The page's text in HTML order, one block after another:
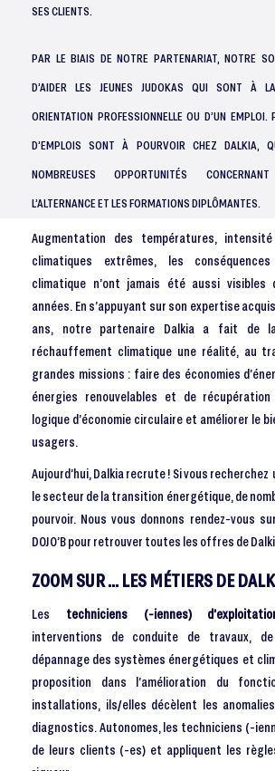
SES CLIENTS.
PAR LE BIAIS DE NOTRE PARTENARIAT, NOTRE
D’AIDER LES JEUNES JUDOKAS QUI SONT À LA
ORIENTATION PROFESSIONNELLE OU D’UN
D’EMPLOIS SONT À POURVOIR CHEZ DALKIA,
NOMBREUSES OPPORTUNITÉS CONCERNANT
L’ALTERNANCE ET LES FORMATIONS DIPLÔMANTES.
Augmentation des températures, intensité
climatiques extrêmes, les
climatique n’ont jamais été aussi visibles
années. En s’appuyant sur son expertise
ans, notre partenaire Dalkia a fait de
réchauffement climatique une réalité, au
grandes missions : faire des économies
énergies renouvelables et de
logique d’économie circulaire et améliorer le
usagers.
Aujourd’hui, Dalkia recrute ! Si vous
le secteur de la transition énergétique, de
pourvoir. Nous vous donnons rendez-vous
DOJO’B pour retrouver toutes les offres de
ZOOM SUR … LES MÉTIERS DE
Les techniciens (-iennes)
interventions de conduite de travaux,
dépannage des systèmes énergétiques et
proposition dans l’amélioration du
installations, ils/elles décèlent les
diagnostics. Autonomes, les techniciens (-
de leurs clients (-es) et appliquent les